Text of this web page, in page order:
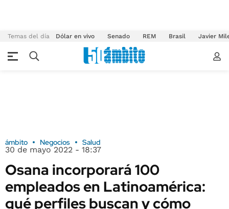
Temas del día Dólar en vivo Senado REM Brasil Javier
ámbito Negocios Salud
30 de mayo 2022 - 18:37
Osana incorporará 100
empleados en Latinoamérica:
qué perfiles buscan y cómo